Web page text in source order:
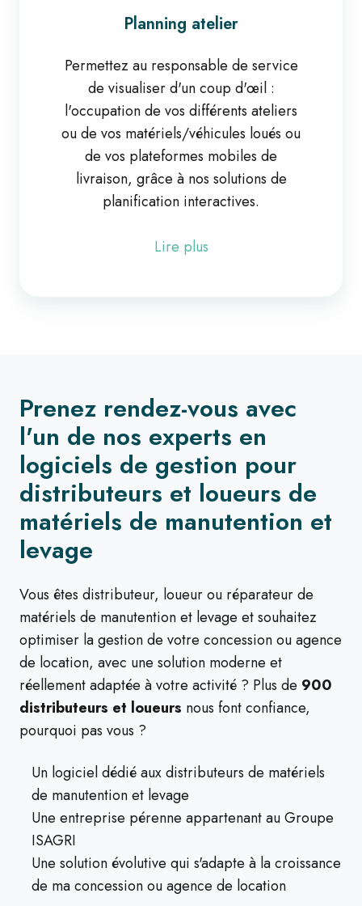
Planning atelier
Permettez au responsable de service
de visualiser d'un coup d'œil :
l'occupation de vos différents ateliers
ou de vos matériels/véhicules loués ou
de vos plateformes mobiles de
livraison, grâce à nos solutions de
planification interactives.
Lire plus
Prenez rendez-vous avec
l'un de nos experts en
logiciels de gestion pour
distributeurs et loueurs de
matériels de manutention et
levage
Vous êtes distributeur, loueur ou réparateur de
matériels de manutention et levage et souhaitez
optimiser la gestion de votre concession ou agence
de location, avec une solution moderne et
réellement adaptée à votre activité ? Plus de 900
distributeurs et loueurs nous font confiance,
pourquoi pas vous ?
Un logiciel dédié aux distributeurs de matériels
de manutention et levage
Une entreprise pérenne appartenant au Groupe
ISAGRI
Une solution évolutive qui s'adapte à la croissance
de ma concession ou agence de location